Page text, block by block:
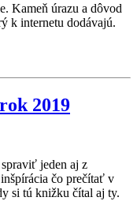
Kameň úrazu a dôvod
k internetu dodávajú.
2019
jeden aj z
čo prečítať v
si tú knižku čítal aj ty.